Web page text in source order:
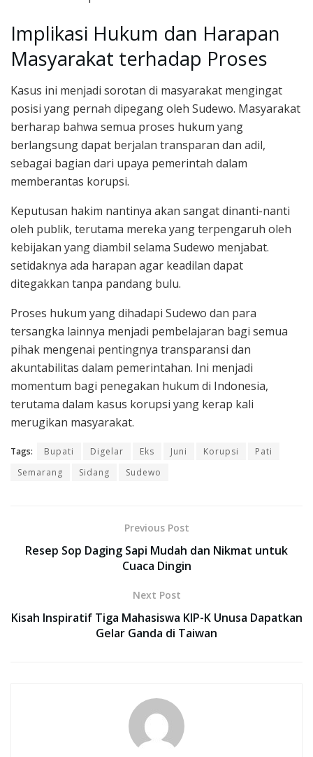
Implikasi Hukum dan Harapan
Masyarakat terhadap Proses
Kasus ini menjadi sorotan di masyarakat mengingat
posisi yang pernah dipegang oleh Sudewo. Masyarakat
berharap bahwa semua proses hukum yang
berlangsung dapat berjalan transparan dan adil,
sebagai bagian dari upaya pemerintah dalam
memberantas korupsi.
Keputusan hakim nantinya akan sangat dinanti-nanti
oleh publik, terutama mereka yang terpengaruh oleh
kebijakan yang diambil selama Sudewo menjabat.
setidaknya ada harapan agar keadilan dapat
ditegakkan tanpa pandang bulu.
Proses hukum yang dihadapi Sudewo dan para
tersangka lainnya menjadi pembelajaran bagi semua
pihak mengenai pentingnya transparansi dan
akuntabilitas dalam pemerintahan. Ini menjadi
momentum bagi penegakan hukum di Indonesia,
terutama dalam kasus korupsi yang kerap kali
merugikan masyarakat.
Tags: Bupati Digelar Eks Juni Korupsi
Pati
Semarang
Sidang Sudewo
Previous Post
Resep Sop Daging Sapi Mudah dan Nikmat untuk
Cuaca Dingin
Next Post
Kisah Inspiratif Tiga Mahasiswa KIP-K Unusa Dapatkan
Gelar Ganda di Taiwan